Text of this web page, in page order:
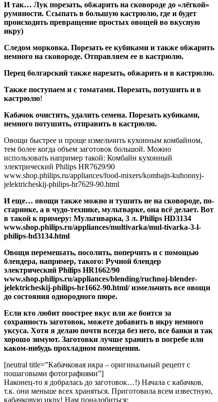
И так… Лук порезать, обжарить на сковороде до «лёгкой»
румяности. Ссыпать в большую кастрюлю, где и будет
происходить превращение простых овощей во вкусную
икру)
Следом морковка. Порезать ее кубиками и также обжарить
немного на сковороде. Отправляем ее в кастрюлю.
Перец болгарский также нарезать, обжарить и в кастрюлю.
Также поступаем и с томатами. Порезать, потушить и в
кастрюлю!
Кабачок очистить, удалить семена. Порезать кубиками,
немного потушить, отправить в кастрюлю.
Овощи быстрее и проще измельчить кухонным комбайном,
тем более когда объем заготовок большой. Можно
использовать например такой: Комбайн кухонный
электрический Philips HR7629/90
www.shop.philips.ru/appliances/food-mixers/kombajn-kuhonnyj-
jelektricheskij-philips-hr7629-90.html
И еще… овощи также можно и тушить не на сковороде, по-
старинке, а в чудо-технике, мультварке, она всё делает. Вот
в такой к примеру: Мультиварка, 3 л. Philips HD3134
www.shop.philips.ru/appliances/multivarka/mul-tivarka-3-l-
philips-hd3134.html
Овощи перемешать, посолить, поперчить и с помощью
блендера, например, такого: Ручной блендер
электрический Philips HR1662/90
www.shop.philips.ru/appliances/blending/ruchnoj-blender-
jelektricheskij-philips-hr1662-90.html/ измельчить все овощи
до состояния однородного пюре.
Если кто любит поострее вкус или же боится за
сохранность заготовок, можете добавить в икру немного
уксуса. Хотя я делаю почти всегда без него, все банки и так
хорошо зимуют. Заготовки лучше хранить в погребе или
каком-нибудь прохладном помещении.
[neutral title=”Кабачковая икра – оригинальный рецепт с
пошаговыми фотографиями”]
Наконец-то я добралась до заготовок…!) Начала с кабачков,
т.к. они меньше всех храняться. Приготовила всем известную,
кабачковую икру! Нам понадобиться: